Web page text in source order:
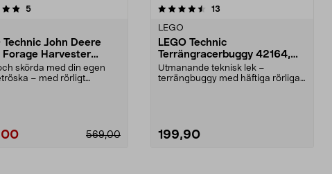
5recensioner
Technic John Deere
Harvester
från 9 år
skörda med din egen
– med rörligt
569,00
4.5av 5 stjärnor 13
LEGO
LEGO Technic
Terrängracerbuggy 42164,
från 8 år
Utmanande teknisk lek –
terrängbuggy med häftiga rörliga
199,90
5.0av 5 stjärnor